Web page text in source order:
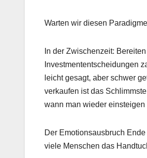
Warten wir diesen
In der Zwischenzeit:
Investmententscheidungen
leicht gesagt, aber schwer
verkaufen ist das
wann man wieder
Der Emotionsausbruch
viele Menschen das